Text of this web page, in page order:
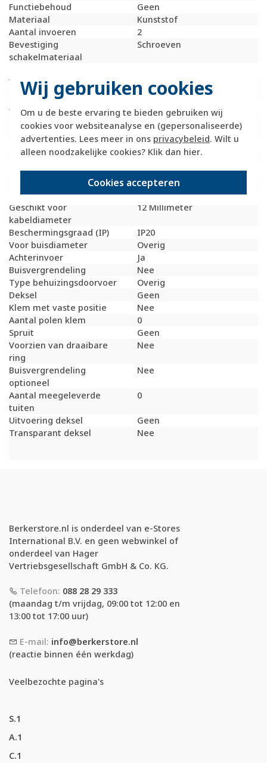
Wij gebruiken cookies
Om u de beste ervaring te bieden gebruiken wij
cookies voor websiteanalyse en (gepersonaliseerde)
advertenties. Lees meer in ons privacybeleid. Wilt u
alleen noodzakelijke cookies? Klik dan hier.
Cookies accepteren
Functiebehoud
Geen
Materiaal
Kunststof
Aantal invoeren
2
Bevestiging
schakelmateriaal
Schroeven
Voor aantal
inbouwsokkels
2
Armatuurhaakbevestiging
Nee
Max. aderdoorsnede
2,5 Vierkante millimeter
(mm²)
Met afscherming
Nee
Met nagelstrip
Nee
Met schroeven
Nee
Nee
Diepte
39 Millimeter
Geschikt voor
kabeldiameter
12 Millimeter
Beschermingsgraad (IP)
IP20
Voor buisdiameter
Overig
Achterinvoer
Ja
Buisvergrendeling
Nee
Type behuizingsdoorvoer
Overig
Deksel
Geen
Klem met vaste positie
Nee
Aantal polen klem
0
Spruit
Geen
Voorzien van draaibare
ring
Nee
Buisvergrendeling
optioneel
Nee
Aantal meegeleverde
tuiten
0
Uitvoering deksel
Geen
Transparant deksel
Nee
Berkerstore.nl is onderdeel van e-Stores
International B.V. en geen webwinkel of
onderdeel van Hager
Vertriebsgesellschaft GmbH & Co. KG.
Telefoon: 088 28 29 333
(maandag t/m vrijdag, 09:00 tot 12:00 en
13:00 tot 17:00 uur)
E-mail: info@berkerstore.nl
(reactie binnen één werkdag)
Veelbezochte pagina's
S.1
A.1
C.1